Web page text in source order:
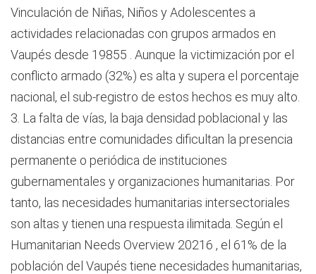
Vinculación de Niñas, Niños y Adolescentes a
actividades relacionadas con grupos armados en
Vaupés desde 19855 . Aunque la victimización por el
conflicto armado (32%) es alta y supera el porcentaje
nacional, el sub-registro de estos hechos es muy alto.
3. La falta de vías, la baja densidad poblacional y las
distancias entre comunidades dificultan la presencia
permanente o periódica de instituciones
gubernamentales y organizaciones humanitarias. Por
tanto, las necesidades humanitarias intersectoriales
son altas y tienen una respuesta ilimitada. Según el
Humanitarian Needs Overview 20216 , el 61% de la
población del Vaupés tiene necesidades humanitarias,